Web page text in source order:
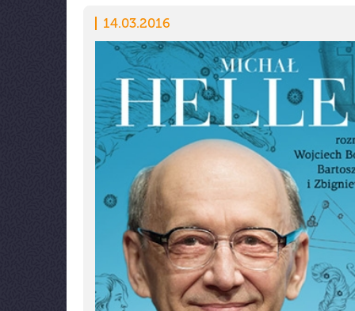
14.03.2016